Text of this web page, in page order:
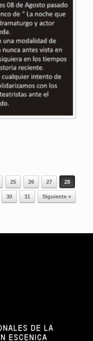
25 26 27 28
30 31 Siguiente »